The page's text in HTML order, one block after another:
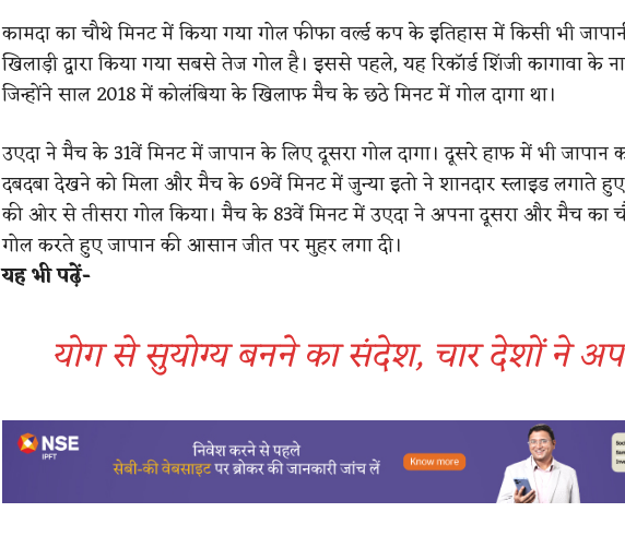
कामदा का चौथे मिनट में किया गया गोल फीफा वर्ल्ड कप के इतिहास में किसी भी
खिलाड़ी द्वारा किया गया सबसे तेज गोल है। इससे पहले, यह रिकॉर्ड शिंजी कागावा के
जिन्होंने साल 2018 में कोलंबिया के खिलाफ मैच के छठे मिनट में गोल दागा था।
उएदा ने मैच के 31वें मिनट में जापान के लिए दूसरा गोल दागा। दूसरे हाफ में भी जापान
दबदबा देखने को मिला और मैच के 69वें मिनट में जुन्‍या इतो ने शानदार स्लाइड लगाते
की ओर से तीसरा गोल किया। मैच के 83वें मिनट में उएदा ने अपना दूसरा और मैच का
गोल करते हुए जापान की आसान जीत पर मुहर लगा दी।
यह भी पढ़ें-
योग से सुयोग्य बनने का संदेश, चार देशों ने